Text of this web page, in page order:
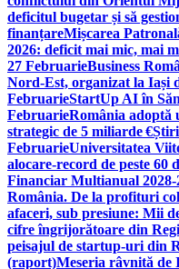
deficitul bugetar și să
finanțareMișcarea
2026: deficit mai mic, mai
27 FebruarieBusiness
Nord-Est, organizat la Iași
FebruarieStartUp AI în
FebruarieRomânia adoptă
strategic de 5 miliarde €
FebruarieUniversitatea
alocare-record de peste 60
Financiar Multianual 2028-
România. De la profituri
afaceri, sub presiune: Mii
cifre îngrijorătoare din
peisajul de startup-uri din
(raport)Meseria râvnită de